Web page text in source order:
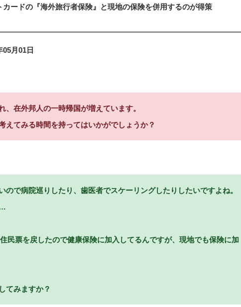
ードの『海外旅行者保険』と現地の保険を併用するのが得策
月01日
在外邦人の一時帰国が増えています。
えてみる時間を持ってはいかがでしょうか？
ので病院巡りしたり、歯医者でスケーリングしたりしたいですよね。
民票を戻したので健康保険に加入してるんですが、現地でも保険に加
てみますか？